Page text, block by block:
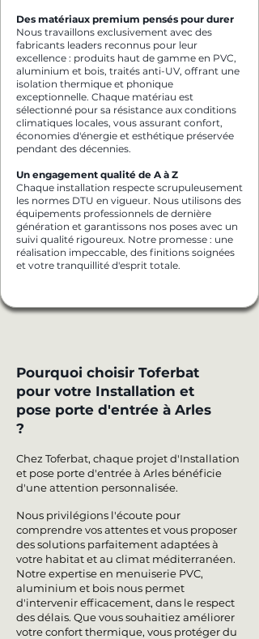
Des matériaux premium pensés pour durer
Nous travaillons exclusivement avec des
fabricants leaders reconnus pour leur
excellence : produits haut de gamme en PVC,
aluminium et bois, traités anti-UV, offrant une
isolation thermique et phonique
exceptionnelle. Chaque matériau est
sélectionné pour sa résistance aux conditions
climatiques locales, vous assurant confort,
économies d'énergie et esthétique préservée
pendant des décennies.
Un engagement qualité de A à Z
Chaque installation respecte scrupuleusement
les normes DTU en vigueur. Nous utilisons des
équipements professionnels de dernière
génération et garantissons nos poses avec un
suivi qualité rigoureux. Notre promesse : une
réalisation impeccable, des finitions soignées
et votre tranquillité d'esprit totale.
Nous privilégions l'écoute pour
comprendre vos attentes et vous proposer
des solutions parfaitement adaptées à
votre habitat et au climat méditerranéen.
Notre expertise en menuiserie PVC,
aluminium et bois nous permet
d'intervenir efficacement, dans le respect
des délais. Que vous souhaitiez améliorer
votre confort thermique, vous protéger du
Pourquoi choisir Toferbat
pour votre Installation et
pose porte d'entrée à Arles
?
Chez Toferbat, chaque projet d'Installation
et pose porte d'entrée à Arles bénéficie
d'une attention personnalisée.